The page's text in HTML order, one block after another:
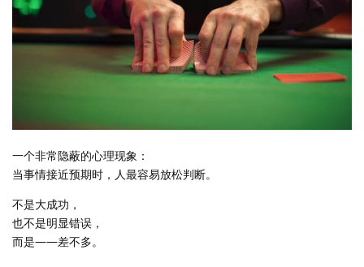
一个非常隐蔽的心理现象：
当事情接近预期时，人最容易放松判断。
不是大成功，
也不是明显错误，
而是——差不多。